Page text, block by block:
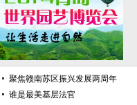
聚焦赣南苏区振兴发展两周年
谁是最美基层法官